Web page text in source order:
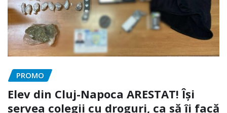
PROMO
Elev din Cluj-Napoca ARESTAT! Își
servea colegii cu droguri, ca să îi facă